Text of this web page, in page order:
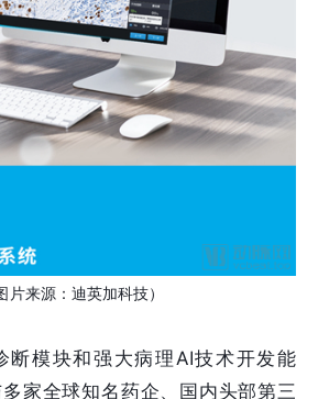
片来源：迪英加科技）
断模块和强大病理AI技术开发能
家全球知名药企、国内头部第三